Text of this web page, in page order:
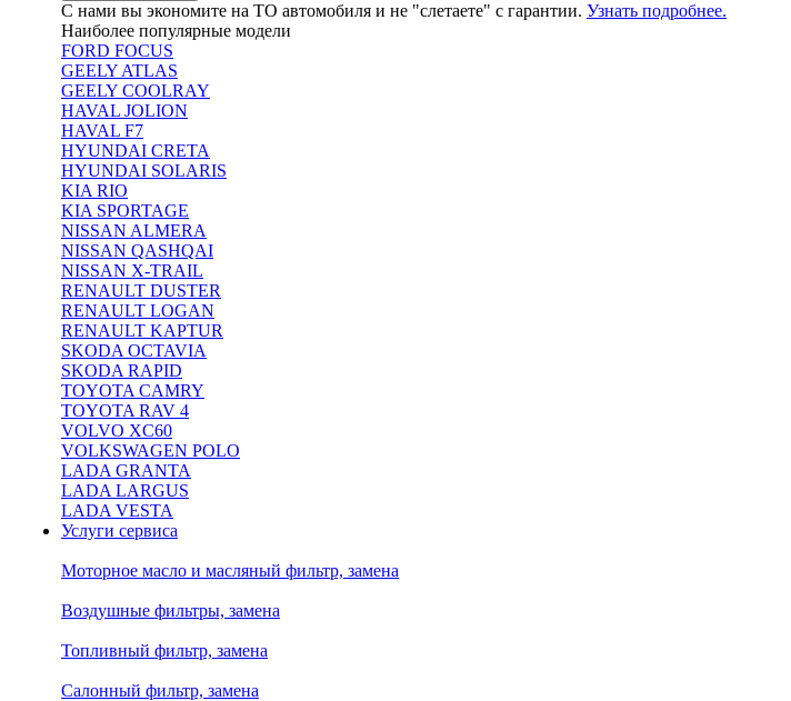
С нами вы экономите на ТО автомобиля и не "слетаете" с гарантии. Узнать подробнее.
Наиболее популярные модели
FORD FOCUS
GEELY ATLAS
GEELY COOLRAY
HAVAL JOLION
HAVAL F7
HYUNDAI CRETA
HYUNDAI SOLARIS
KIA RIO
KIA SPORTAGE
NISSAN ALMERA
NISSAN QASHQAI
NISSAN X-TRAIL
RENAULT DUSTER
RENAULT LOGAN
RENAULT KAPTUR
SKODA OCTAVIA
SKODA RAPID
TOYOTA CAMRY
TOYOTA RAV 4
VOLVO XC60
VOLKSWAGEN POLO
LADA GRANTA
LADA LARGUS
LADA VESTA
Услуги сервиса
Моторное масло и масляный фильтр, замена
Воздушные фильтры, замена
Топливный фильтр, замена
Салонный фильтр, замена